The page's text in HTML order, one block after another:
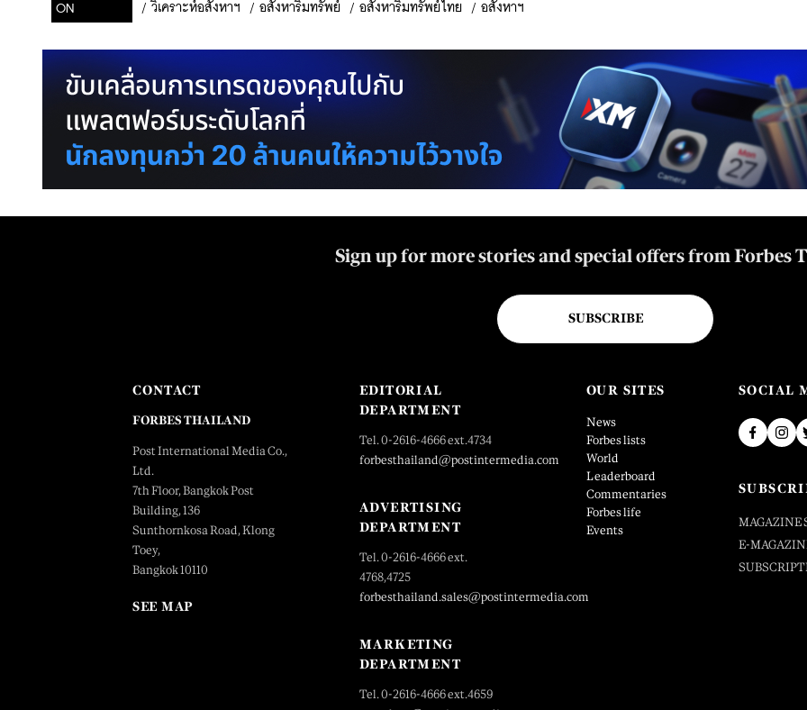
ON
/ วิเคราะห์อสังหาฯ / อสังหาริมทรัพย์ / อสังหาริมทรัพย์ไทย / อสังหาฯ
Sign up for more stories and special offers from Forbes
SUBSCRIBE
CONTACT
FORBES THAILAND
Post International Media Co.,
Ltd.
7th Floor, Bangkok Post
Building, 136
Sunthornkosa Road, Klong
Toey,
Bangkok 10110
SEE MAP
EDITORIAL
DEPARTMENT
Tel. 0-2616-4666 ext.4734
forbesthailand@postintermedia.com
ADVERTISING
DEPARTMENT
Tel. 0-2616-4666 ext.
4768,4725
forbesthailand.sales@postintermedia.com
MARKETING
DEPARTMENT
Tel. 0-2616-4666 ext.4659
OUR SITES
News
Forbes lists
World
Leaderboard
Commentaries
Forbes life
Events
SOCIAL
MAGAZINE
E-